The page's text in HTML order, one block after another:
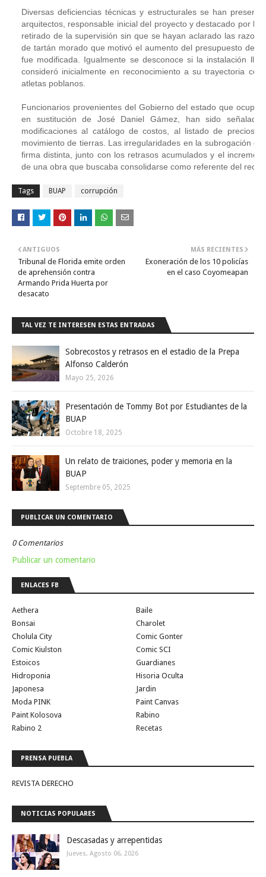
Diversas deficiencias técnicas y estructurales se han
arquitectos, responsable inicial del proyecto y destacado por
retirado de la supervisión sin que se hayan aclarado las
de tartán morado que motivó el aumento del presupuesto de
fue modificada. Igualmente se desconoce si la instalación
consideró inicialmente en reconocimiento a su trayectoria
atletas poblanos.
Funcionarios provenientes del Gobierno del estado que
en sustitución de José Daniel Gámez, han sido
modificaciones al catálogo de costos, al listado de precios
movimiento de tierras. Las irregularidades en la subrogación
firma distinta, junto con los retrasos acumulados y el
de una obra que buscaba consolidarse como referente del
Tags BUAP corrupción
MÁS RECIENTES
Exoneración de los 10 policías
en el caso Coyomeapan
ANTIGUOS
Tribunal de Florida emite orden
de aprehensión contra
Armando Prida Huerta por
desacato
TAL VEZ TE INTERESEN ESTAS ENTRADAS
Sobrecostos y retrasos en el estadio de la Prepa
Alfonso Calderón
Mayo 25, 2026
Presentación de Tommy Bot por Estudiantes de la
BUAP
Octobre 18, 2025
Un relato de traiciones, poder y memoria en la
BUAP
Septembre 05, 2025
PUBLICAR UN COMENTARIO
0 Comentarios
Publicar un comentario
ENLACES FB
Aethera
Baile
Bonsai
Charolet
Cholula City
Comic Gonter
Comic Kiulston
Comic SCI
Estoicos
Guardianes
Hidroponia
Hisoria Oculta
Japonesa
Jardin
Moda PINK
Paint Canvas
Paint Kolosova
Rabino
Rabino 2
Recetas
PRENSA PUEBLA
REVISTA DERECHO
NOTICIAS POPULARES
Descasadas y arrepentidas
Jueves, Agosto 06, 2026